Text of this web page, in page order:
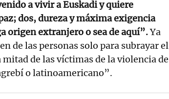
a vivir a Euskadi y quiere
dos, dureza y máxima exigencia
origen extranjero o sea de aquí”.Ya
de las personas solo para subrayar el
de las víctimas de la violencia de
o latinoamericano”.